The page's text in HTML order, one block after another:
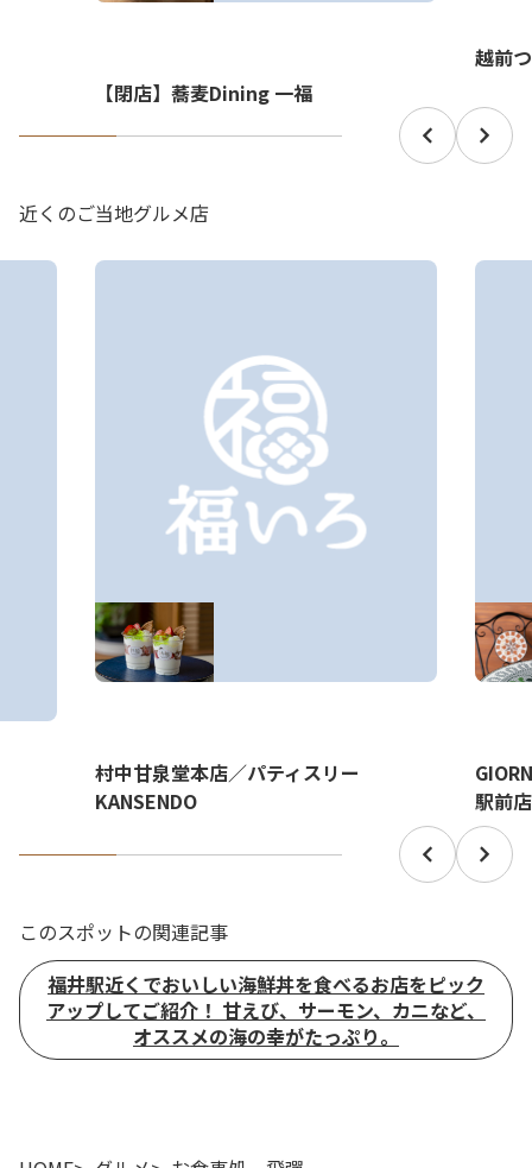
【閉店】蕎麦Dining 一福
越前
近くのご当地グルメ店
村中甘泉堂本店／パティスリー
KANSENDO
駅前
このスポットの関連記事
福井駅近くでおいしい海鮮丼を食べるお店をピック
アップしてご紹介！ 甘えび、サーモン、カニなど、
オススメの海の幸がたっぷり。